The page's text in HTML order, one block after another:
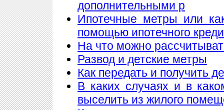
дополнительными р
Ипотечные метры или
помощью ипотечного
На что можно
Развод и детские метры
Как передать и получить
В каких случаях и в
выселить из жилого